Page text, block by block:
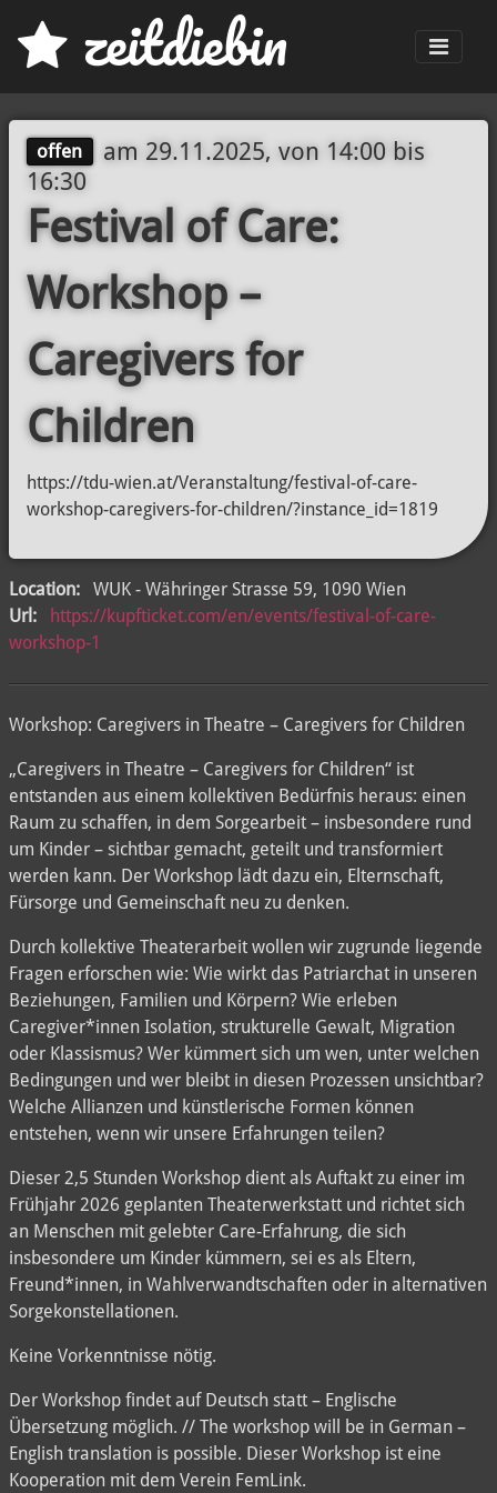
zeitdiebin
offen am 29.11.2025, von 14:00 bis
16:30
Festival of Care:
Workshop –
Caregivers for
Children
https://tdu-wien.at/Veranstaltung/festival-of-care-
workshop-caregivers-for-children/?instance_id=1819
Location:
WUK - Währinger Strasse 59, 1090 Wien
Url:
https://kupfticket.com/en/events/festival-of-care-
workshop-1
Workshop: Caregivers in Theatre – Caregivers for Children
„Caregivers in Theatre – Caregivers for Children“ ist
entstanden aus einem kollektiven Bedürfnis heraus: einen
Raum zu schaffen, in dem Sorgearbeit – insbesondere rund
um Kinder – sichtbar gemacht, geteilt und transformiert
werden kann. Der Workshop lädt dazu ein, Elternschaft,
Fürsorge und Gemeinschaft neu zu denken.
Durch kollektive Theaterarbeit wollen wir zugrunde liegende
Fragen erforschen wie: Wie wirkt das Patriarchat in unseren
Beziehungen, Familien und Körpern? Wie erleben
Caregiver*innen Isolation, strukturelle Gewalt, Migration
oder Klassismus? Wer kümmert sich um wen, unter welchen
Bedingungen und wer bleibt in diesen Prozessen unsichtbar?
Welche Allianzen und künstlerische Formen können
entstehen, wenn wir unsere Erfahrungen teilen?
Dieser 2,5 Stunden Workshop dient als Auftakt zu einer im
Frühjahr 2026 geplanten Theaterwerkstatt und richtet sich
an Menschen mit gelebter Care-Erfahrung, die sich
insbesondere um Kinder kümmern, sei es als Eltern,
Freund*innen, in Wahlverwandtschaften oder in alternativen
Sorgekonstellationen.
Keine Vorkenntnisse nötig.
Der Workshop findet auf Deutsch statt – Englische
Übersetzung möglich. // The workshop will be in German –
English translation is possible. Dieser Workshop ist eine
Kooperation mit dem Verein FemLink.